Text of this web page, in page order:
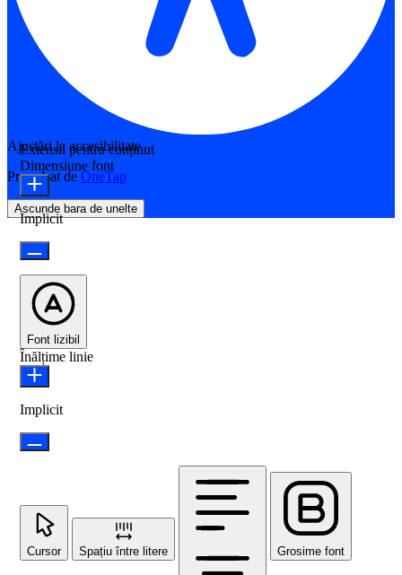
Ajustări la accesibilitate
Propulsat de OneTap
Ascunde bara de unelte
Extensii pentru conținut
Dimensiune font
Implicit
Font lizibil
Înălțime linie
Implicit
Cursor Spațiu între litere Grosime font